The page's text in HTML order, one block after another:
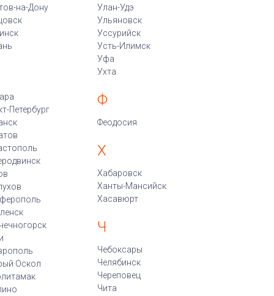
на-Дону
Петербург
Оскол
Улан-Удэ
Ульяновск
Уссурийск
Усть-Илимск
Уфа
Ухта
Ф
Феодосия
Х
Хабаровск
Ханты-Мансийск
Хасавюрт
Ч
Чебоксары
Челябинск
Череповец
Чита